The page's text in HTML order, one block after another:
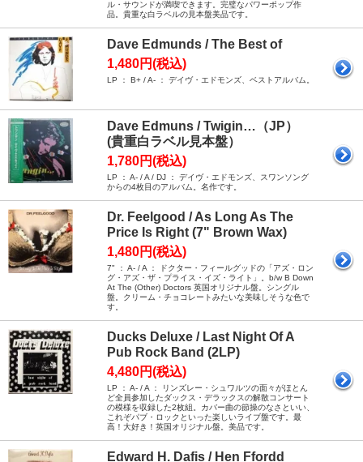
ル・サウンドが満喫できます。完璧なパワーポップ作
品。貴重な白ラベルの見本盤美品です。
Dave Edmunds / The Best of
1,480円(税込)
LP ： B+ / A- ： デイヴ・エドモンズ、ベストアルバム。
Dave Edmuns / Twigin…（JP）
(貴重白ラベル見本盤）
1,780円(税込)
LP ： A- / A / DJ ： デイヴ・エドモンズ、スワンソング
からの4枚目のアルバム。名作です。
Dr. Feelgood / As Long As The
Price Is Right (7" Brown Wax)
1,480円(税込)
7" ： A- / A ： ドクター・フィールグッドの「アズ・ロン
グ・アズ・ザ・プライス・イズ・ライト」。b/w B Down
At The (Other) Doctors 英国オリジナル盤。シングル
盤。クリーム・チョコレートみたいな美味しそうな色で
す。
Ducks Deluxe / Last Night Of A
Pub Rock Band (2LP)
4,480円(税込)
LP ： A- / A ： リンズレー・シュワルツの面々がほとん
ど全員参加したダックス・デラックスの解散コンサート
の模様を収録した2枚組。カバー曲の節操のなさといい、
これぞパブ・ロックといった楽しいライブ盤です。最
高！大好き！英国オリジナル盤。美品です。
Edward H. Dafis / Hen Ffordd